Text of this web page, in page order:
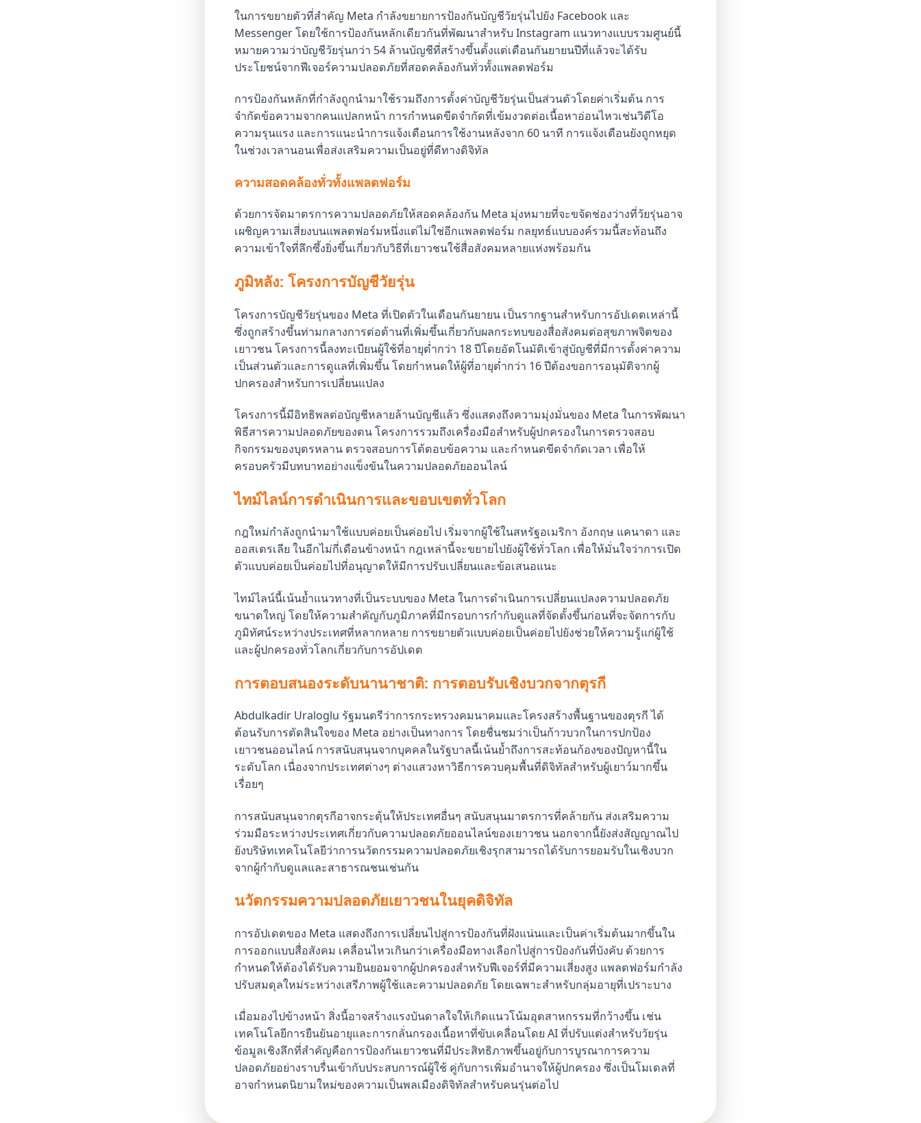
ในการขยายตัวที่สำคัญ Meta กำลังขยายการป้องกันบัญชีวัยรุ่นไปยัง Facebook และ
Messenger โดยใช้การป้องกันหลักเดียวกันที่พัฒนาสำหรับ Instagram แนวทางแบบรวมศูนย์นี้
หมายความว่าบัญชีวัยรุ่นกว่า 54 ล้านบัญชีที่สร้างขึ้นตั้งแต่เดือนกันยายนปีที่แล้วจะได้รับ
ประโยชน์จากฟีเจอร์ความปลอดภัยที่สอดคล้องกันทั่วทั้งแพลตฟอร์ม
การป้องกันหลักที่กำลังถูกนำมาใช้รวมถึงการตั้งค่าบัญชีวัยรุ่นเป็นส่วนตัวโดยค่าเริ่มต้น การ
จำกัดข้อความจากคนแปลกหน้า การกำหนดขีดจำกัดที่เข้มงวดต่อเนื้อหาอ่อนไหวเช่นวิดีโอ
ความรุนแรง และการแนะนำการแจ้งเตือนการใช้งานหลังจาก 60 นาที การแจ้งเตือนยังถูกหยุด
ในช่วงเวลานอนเพื่อส่งเสริมความเป็นอยู่ที่ดีทางดิจิทัล
ความสอดคล้องทั่วทั้งแพลตฟอร์ม
ด้วยการจัดมาตรการความปลอดภัยให้สอดคล้องกัน Meta มุ่งหมายที่จะขจัดช่องว่างที่วัยรุ่นอาจ
เผชิญความเสี่ยงบนแพลตฟอร์มหนึ่งแต่ไม่ใช่อีกแพลตฟอร์ม กลยุทธ์แบบองค์รวมนี้สะท้อนถึง
ความเข้าใจที่ลึกซึ้งยิ่งขึ้นเกี่ยวกับวิธีที่เยาวชนใช้สื่อสังคมหลายแห่งพร้อมกัน
ภูมิหลัง: โครงการบัญชีวัยรุ่น
โครงการบัญชีวัยรุ่นของ Meta ที่เปิดตัวในเดือนกันยายน เป็นรากฐานสำหรับการอัปเดตเหล่านี้
ซึ่งถูกสร้างขึ้นท่ามกลางการต่อต้านที่เพิ่มขึ้นเกี่ยวกับผลกระทบของสื่อสังคมต่อสุขภาพจิตของ
เยาวชน โครงการนี้ลงทะเบียนผู้ใช้ที่อายุต่ำกว่า 18 ปีโดยอัตโนมัติเข้าสู่บัญชีที่มีการตั้งค่าความ
เป็นส่วนตัวและการดูแลที่เพิ่มขึ้น โดยกำหนดให้ผู้ที่อายุต่ำกว่า 16 ปีต้องขอการอนุมัติจากผู้
ปกครองสำหรับการเปลี่ยนแปลง
โครงการนี้มีอิทธิพลต่อบัญชีหลายล้านบัญชีแล้ว ซึ่งแสดงถึงความมุ่งมั่นของ Meta ในการพัฒนา
พิธีสารความปลอดภัยของตน โครงการรวมถึงเครื่องมือสำหรับผู้ปกครองในการตรวจสอบ
กิจกรรมของบุตรหลาน ตรวจสอบการโต้ตอบข้อความ และกำหนดขีดจำกัดเวลา เพื่อให้
ครอบครัวมีบทบาทอย่างแข็งขันในความปลอดภัยออนไลน์
ไทม์ไลน์การดำเนินการและขอบเขตทั่วโลก
กฎใหม่กำลังถูกนำมาใช้แบบค่อยเป็นค่อยไป เริ่มจากผู้ใช้ในสหรัฐอเมริกา อังกฤษ แคนาดา และ
ออสเตรเลีย ในอีกไม่กี่เดือนข้างหน้า กฎเหล่านี้จะขยายไปยังผู้ใช้ทั่วโลก เพื่อให้มั่นใจว่าการเปิด
ตัวแบบค่อยเป็นค่อยไปที่อนุญาตให้มีการปรับเปลี่ยนและข้อเสนอแนะ
ไทม์ไลน์นี้เน้นย้ำแนวทางที่เป็นระบบของ Meta ในการดำเนินการเปลี่ยนแปลงความปลอดภัย
ขนาดใหญ่ โดยให้ความสำคัญกับภูมิภาคที่มีกรอบการกำกับดูแลที่จัดตั้งขึ้นก่อนที่จะจัดการกับ
ภูมิทัศน์ระหว่างประเทศที่หลากหลาย การขยายตัวแบบค่อยเป็นค่อยไปยังช่วยให้ความรู้แก่ผู้ใช้
และผู้ปกครองทั่วโลกเกี่ยวกับการอัปเดต
การตอบสนองระดับนานาชาติ: การตอบรับเชิงบวกจากตุรกี
Abdulkadir Uraloglu รัฐมนตรีว่าการกระทรวงคมนาคมและโครงสร้างพื้นฐานของตุรกี ได้
ต้อนรับการตัดสินใจของ Meta อย่างเป็นทางการ โดยชื่นชมว่าเป็นก้าวบวกในการปกป้อง
เยาวชนออนไลน์ การสนับสนุนจากบุคคลในรัฐบาลนี้เน้นย้ำถึงการสะท้อนก้องของปัญหานี้ใน
ระดับโลก เนื่องจากประเทศต่างๆ ต่างแสวงหาวิธีการควบคุมพื้นที่ดิจิทัลสำหรับผู้เยาว์มากขึ้น
เรื่อยๆ
การสนับสนุนจากตุรกีอาจกระตุ้นให้ประเทศอื่นๆ สนับสนุนมาตรการที่คล้ายกัน ส่งเสริมความ
ร่วมมือระหว่างประเทศเกี่ยวกับความปลอดภัยออนไลน์ของเยาวชน นอกจากนี้ยังส่งสัญญาณไป
ยังบริษัทเทคโนโลยีว่าการนวัตกรรมความปลอดภัยเชิงรุกสามารถได้รับการยอมรับในเชิงบวก
จากผู้กำกับดูแลและสาธารณชนเช่นกัน
นวัตกรรมความปลอดภัยเยาวชนในยุคดิจิทัล
การอัปเดตของ Meta แสดงถึงการเปลี่ยนไปสู่การป้องกันที่ฝังแน่นและเป็นค่าเริ่มต้นมากขึ้นใน
การออกแบบสื่อสังคม เคลื่อนไหวเกินกว่าเครื่องมือทางเลือกไปสู่การป้องกันที่บังคับ ด้วยการ
กำหนดให้ต้องได้รับความยินยอมจากผู้ปกครองสำหรับฟีเจอร์ที่มีความเสี่ยงสูง แพลตฟอร์มกำลัง
ปรับสมดุลใหม่ระหว่างเสรีภาพผู้ใช้และความปลอดภัย โดยเฉพาะสำหรับกลุ่มอายุที่เปราะบาง
เมื่อมองไปข้างหน้า สิ่งนี้อาจสร้างแรงบันดาลใจให้เกิดแนวโน้มอุตสาหกรรมที่กว้างขึ้น เช่น
เทคโนโลยีการยืนยันอายุและการกลั่นกรองเนื้อหาที่ขับเคลื่อนโดย AI ที่ปรับแต่งสำหรับวัยรุ่น
ข้อมูลเชิงลึกที่สำคัญคือการป้องกันเยาวชนที่มีประสิทธิภาพขึ้นอยู่กับการบูรณาการความ
ปลอดภัยอย่างราบรื่นเข้ากับประสบการณ์ผู้ใช้ คู่กับการเพิ่มอำนาจให้ผู้ปกครอง ซึ่งเป็นโมเดลที่
อาจกำหนดนิยามใหม่ของความเป็นพลเมืองดิจิทัลสำหรับคนรุ่นต่อไป